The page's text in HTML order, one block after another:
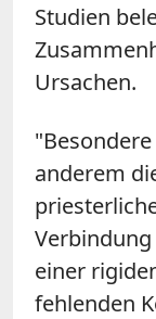
Studien
Ursachen.
anderem
einer
fehlenden